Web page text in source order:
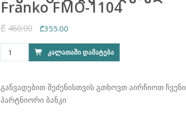
Franko FMO-1104
₾ 460.00
Original
price
was:
₾355.00
price
is:
რაოდენობა:
მიკროტალღური
Franko
FMO-
ᲙᲐᲚᲐᲗᲐᲨᲘ ᲓᲐᲛᲐᲢᲔᲑᲐ
განვადებით შეძენისთვის გთხოვთ აირჩიოთ ჩვენი
პარტნიორი ბანკი